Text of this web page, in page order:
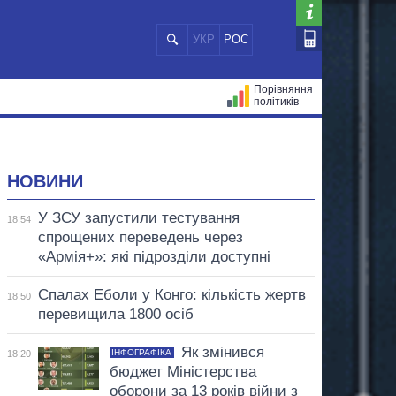
УКР РОС
Порівняння
політиків
НОВИНИ
18:54
У ЗСУ запустили тестування
спрощених переведень через
«Армія+»: які підрозділи доступні
18:50
Спалах Еболи у Конго: кількість жертв
перевищила 1800 осіб
18:20 ІНФОГРАФІКА
Як змінився
бюджет Міністерства
оборони за 13 років війни з